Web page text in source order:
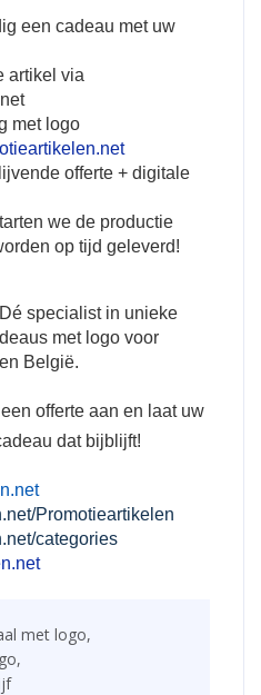
een cadeau met uw
artikel via
met logo
offerte + digitale
we de productie
op tijd geleverd!
specialist in unieke
met logo voor
België.
offerte aan en laat uw
dat bijblijft!
Promotieartikelen
categories
met logo,